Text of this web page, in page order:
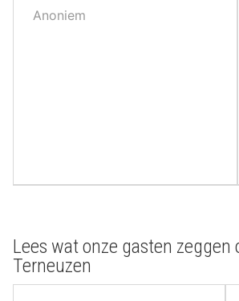
10
,
Anoniem
Lees wat onze gasten zeggen
Terneuzen